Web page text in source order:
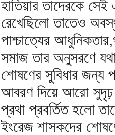
হাতিয়ার তাদেরকে
রেখেছিলো তাতেও
পাশ্চাত্যের
সমাজ তার অনুসরণে
শোষণের সুবিধার জন্য
আবরণ দিয়ে আরো সুদৃঢ়
প্রথা প্রবর্তিত হলো
ইংরেজ শাসকদের